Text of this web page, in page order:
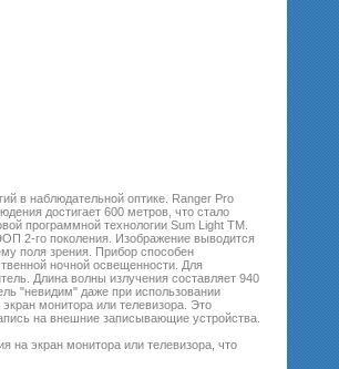
в наблюдательной оптике. Ranger Pro
достигает 600 метров, что стало
программной технологии Sum Light TM.
2-го поколения. Изображение выводится
поля зрения. Прибор способен
ночной освещенности. Для
Длина волны излучения составляет 940
"невидим" даже при использовании
монитора или телевизора. Это
на внешние записывающие устройства.
на экран монитора или телевизора, что